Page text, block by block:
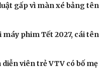
gấp vì màn xé bảng tên
phim Tết 2027, cái tên
diễn viên trẻ VTV có bố mẹ